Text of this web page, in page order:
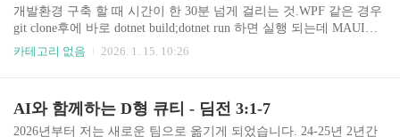
는 것도 거의 비슷한 결과가 나옵니다. VR머신 메타퀘스트3 75만원
쯤 합니다. 메타퀘스트2는 당근에 꽤 보이는데 15만원 정도에 구매
가능 합니다(26년 1월 기준). 탁구장 월 10만원쯤 합니다. 왔다갔다
해야 하구요. 초보자는 잘 상대를 안해주고 회원님..
개발환경 구축 할 때 시간이 한 30분 넘게 걸리는 것.WPF 같은 경우
git clone후에 바로 dotnet build;dotnet run 하면 실행 되는데 MAUI는
워크로드 설치 해주고 안드로이드SDK도 설치 해주어야 합니다. ㅜ
카테고리 없음 2026. 1. 15. 10:26
AI와 함께하는 D형 큐티 - 딤전 3:1-7
2026년부터 저는 새로운 팀으로 옮기게 되었습니다. 24-25년 2년간